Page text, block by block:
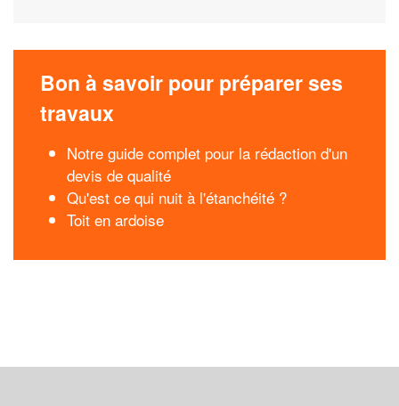
Bon à savoir pour préparer ses
travaux
Notre guide complet pour la rédaction d'un
devis de qualité
Qu'est ce qui nuit à l'étanchéité ?
Toit en ardoise